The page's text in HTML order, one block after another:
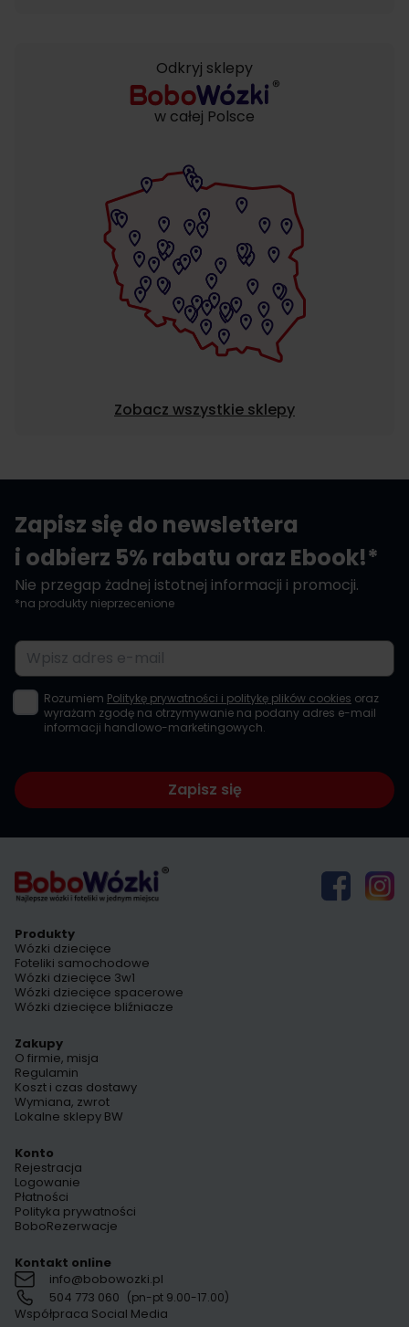
Odkryj sklepy
w całej Polsce
Zobacz wszystkie sklepy
Zapisz się do newslettera
i odbierz 5% rabatu oraz Ebook!*
Nie przegap żadnej istotnej informacji i promocji.
*na produkty nieprzecenione
Adres e-mail
Rozumiem Politykę prywatności i politykę plików cookies oraz
wyrażam zgodę na otrzymywanie na podany adres e-mail
informacji handlowo-marketingowych.
Zapisz się
Produkty
Wózki dziecięce
Foteliki samochodowe
Wózki dziecięce 3w1
Wózki dziecięce spacerowe
Wózki dziecięce bliźniacze
Zakupy
O firmie, misja
Regulamin
Koszt i czas dostawy
Wymiana, zwrot
Lokalne sklepy BW
Konto
Rejestracja
Logowanie
Płatności
Polityka prywatności
BoboRezerwacje
Kontakt online
info@bobowozki.pl
504 773 060 (pn-pt 9.00-17.00)
Współpraca Social Media